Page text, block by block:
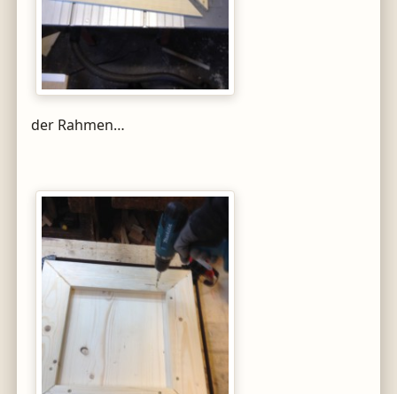
der Rahmen…